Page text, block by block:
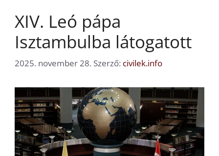
XIV. Leó pápa
Isztambulba látogatott
2025. november 28. Szerző: civilek.info